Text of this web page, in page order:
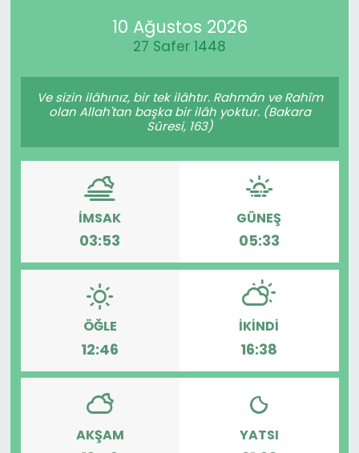
10 Ağustos 2026
27 Safer 1448
Ve sizin ilâhınız, bir tek ilâhtır. Rahmân ve Rahîm
olan Allah'tan başka bir ilâh yoktur. (Bakara
Sûresi, 163)
İMSAK
03:53
GÜNEŞ
05:33
ÖĞLE
12:46
İKINDI
16:38
AKŞAM YATSI